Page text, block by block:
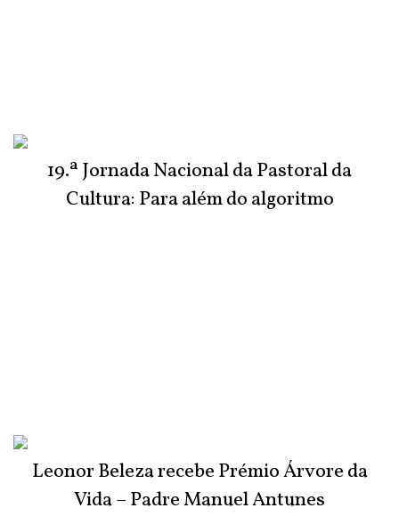
19.ª Jornada Nacional da Pastoral da
Cultura: Para além do algoritmo
Leonor Beleza recebe Prémio Árvore da
Vida – Padre Manuel Antunes